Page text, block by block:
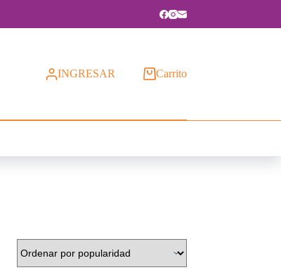
INGRESAR Carrito